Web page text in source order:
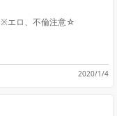
エロなイケメン×純粋平凡高校生 ※エロ、不倫注意☆
2020/1/4